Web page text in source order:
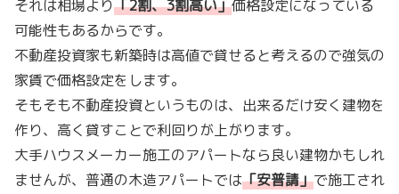
それは相場より「2割、3割高い」価格設定になっている
可能性もあるからです。
不動産投資家も新築時は高値で貸せると考えるので強気の
家賃で価格設定をします。
そもそも不動産投資というものは、出来るだけ安く建物を
作り、高く貸すことで利回りが上がります。
大手ハウスメーカー施工のアパートなら良い建物かもしれ
ませんが、普通の木造アパートでは「安普請」で施工され